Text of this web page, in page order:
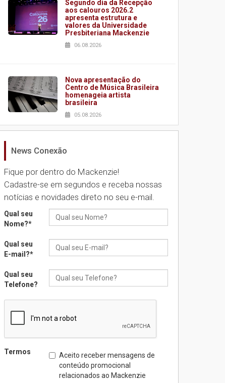
Segundo dia da Recepção
aos calouros 2026.2
apresenta estrutura e
valores da Universidade
Presbiteriana Mackenzie
06.08.2026
Nova apresentação do
Centro de Música Brasileira
homenageia artista
brasileira
05.08.2026
Universidade Mackenzie
Seminário discute desafios
das novas tecnologias em
sistemas solares
04.08.2026
Mackenzie recepciona os
calouros do segundo
Brasília prepara seus
estudantes para o PAS antes
mesmo do Ensino Médio
04.08.2026
News Conexão
Fique por dentro do Mackenzie!
Cadastre-se em segundos e receba nossas
notícias e novidades direto no seu e-mail.
Qual seu
Nome?*
Qual seu
E-mail?*
Qual seu
Telefone?
Termos
Aceito receber mensagens de
conteúdo promocional
relacionados ao Mackenzie